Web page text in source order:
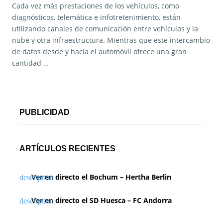
Cada vez más prestaciones de los vehículos, como
diagnósticos, telemática e infotretenimiento, están
utilizando canales de comunicación entre vehículos y la
nube y otra infraestructura. Mientras que este intercambio
de datos desde y hacia el automóvil ofrece una gran
cantidad …
PUBLICIDAD
ARTÍCULOS RECIENTES
Ver en directo el Bochum – Hertha Berlin
Ver en directo el SD Huesca – FC Andorra